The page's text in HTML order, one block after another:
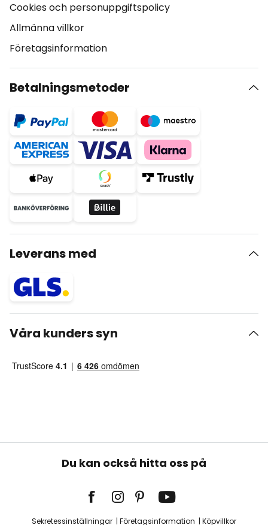
Cookies och personuppgiftspolicy
Allmänna villkor
Företagsinformation
Betalningsmetoder
Leverans med
Våra kunders syn
Du kan också hitta oss på
Sekretessinställningar Företagsinformation Köpvillkor